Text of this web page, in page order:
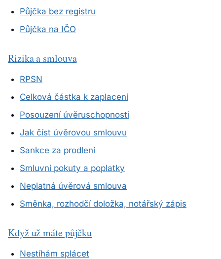
Půjčka bez registru
Půjčka na IČO
Rizika a smlouva
RPSN
Celková částka k zaplacení
Posouzení úvěruschopnosti
Jak číst úvěrovou smlouvu
Sankce za prodlení
Smluvní pokuty a poplatky
Neplatná úvěrová smlouva
Směnka, rozhodčí doložka, notářský zápis
Když už máte půjčku
Nestíhám splácet